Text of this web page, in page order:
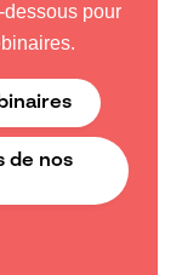
pour
de nos